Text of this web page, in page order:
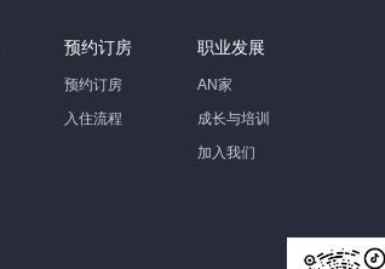
预约订房
预约订房
入住流程
职业发展
AN家
成长与培训
加入我们